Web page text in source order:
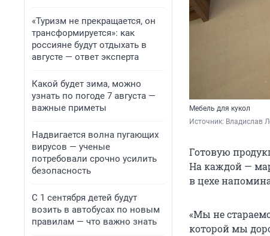
«Туризм не прекращается, он
трансформируется»: как
россияне будут отдыхать в
августе — ответ эксперта
Какой будет зима, можно
узнать по погоде 7 августа —
важные приметы
Надвигается волна пугающих
вирусов — ученые
потребовали срочно усилить
безопасность
С 1 сентября детей будут
возить в автобусах по новым
правилам — что важно знать
Мебель для кукол
Источник: Владислав
Готовую
На каждой —
в цехе
«Мы не
которой мы